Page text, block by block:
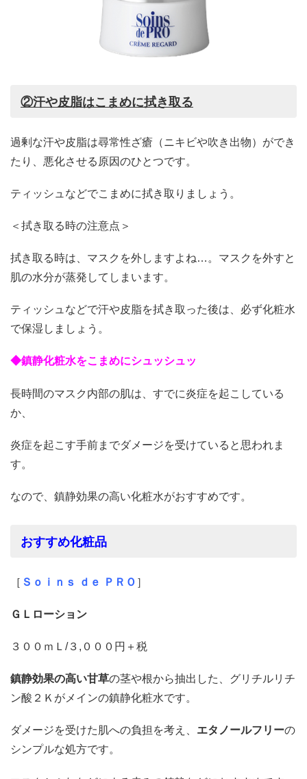
②汗や皮脂はこまめに拭き取る
過剰な汗や皮脂は尋常性ざ瘡（ニキビや吹き出物）ができ
たり、悪化させる原因のひとつです。
ティッシュなどでこまめに拭き取りましょう。
＜拭き取る時の注意点＞
拭き取る時は、マスクを外しますよね…。マスクを外すと
肌の水分が蒸発してしまいます。
ティッシュなどで汗や皮脂を拭き取った後は、必ず化粧水
で保湿しましょう。
◆鎮静化粧水をこまめにシュッシュッ
長時間のマスク内部の肌は、すでに炎症を起こしている
か、
炎症を起こす手前までダメージを受けていると思われま
す。
なので、鎮静効果の高い化粧水がおすすめです。
おすすめ化粧品
［ Ｓｏｉｎｓ ｄｅ ＰＲＯ ］
ＧＬローション
３００ｍＬ/３,０００円＋税
鎮静効果の高い甘草の茎や根から抽出した、グリチルリチ
ン酸２Ｋがメインの鎮静化粧水です。
ダメージを受けた肌への負担を考え、 エタノールフリーの
シンプルな処方です。